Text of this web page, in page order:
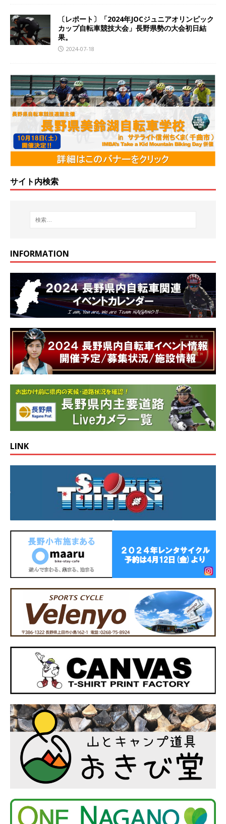
〔レポート〕「2024年JOCジュニアオリンピック
カップ自転車競技大会」長野県勢の大会初日結
果。
2024-07-18
サイト内検索
INFORMATION
LINK